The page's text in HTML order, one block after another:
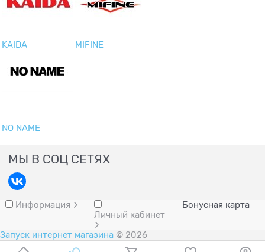
KAIDA MIFINE
NO NAME
МЫ В СОЦ СЕТЯХ
Информация
Личный кабинет
Бонусная карта
Запуск интернет магазина © 2026